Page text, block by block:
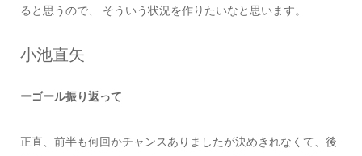
ると思うので、 そういう状況を作りたいなと思います。
小池直矢
ーゴール振り返って
正直、前半も何回かチャンスありましたが決めきれなくて、後